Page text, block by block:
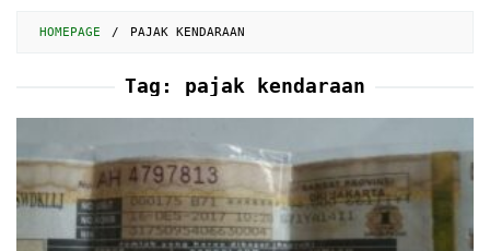
HOMEPAGE / PAJAK KENDARAAN
Tag: pajak kendaraan